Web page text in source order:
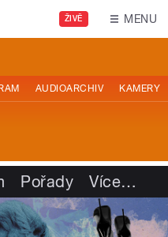
ŽIVĚ MENU
AUDIOARCHIV KAMERY
Pořady Více…